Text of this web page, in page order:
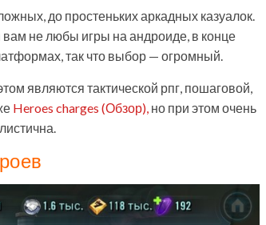
до простеньких аркадных казуалок.
вам не любы игры на андроиде, в конце
так что выбор — огромный.
являются тактической рпг, пошаговой,
Heroes charges (Обзор), но при этом очень